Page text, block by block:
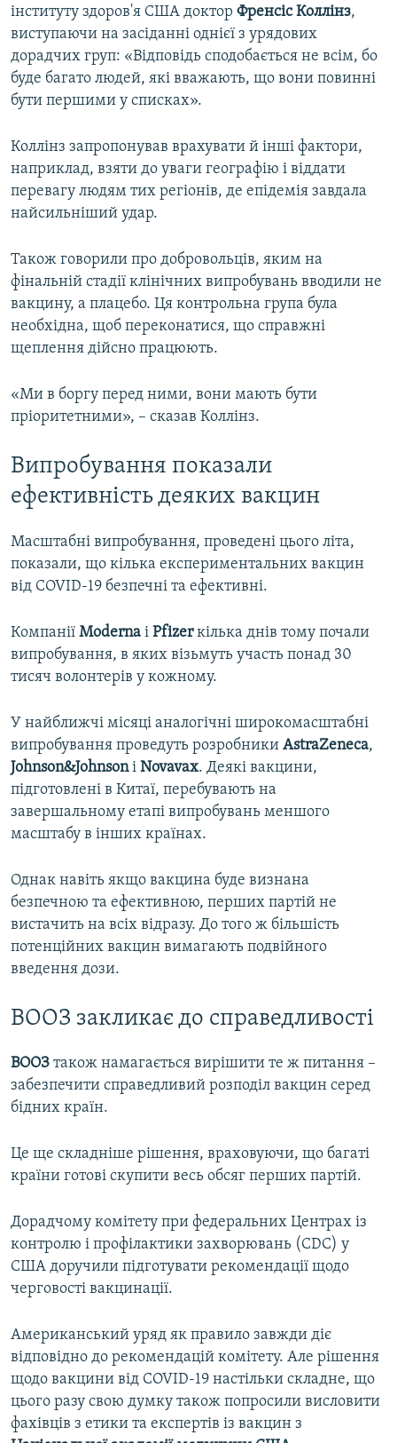
інституту здоров'я США доктор Френсіс Коллінз,
виступаючи на засіданні однієї з урядових
дорадчих груп: «Відповідь сподобається не всім, бо
буде багато людей, які вважають, що вони повинні
бути першими у списках».
Коллінз запропонував врахувати й інші фактори,
наприклад, взяти до уваги географію і віддати
перевагу людям тих регіонів, де епідемія завдала
найсильніший удар.
Також говорили про добровольців, яким на
фінальній стадії клінічних випробувань вводили не
вакцину, а плацебо. Ця контрольна група була
необхідна, щоб переконатися, що справжні
щеплення дійсно працюють.
«Ми в боргу перед ними, вони мають бути
пріоритетними», – сказав Коллінз.
Випробування показали
ефективність деяких вакцин
Масштабні випробування, проведені цього літа,
показали, що кілька експериментальних вакцин
від COVID-19 безпечні та ефективні.
Компанії Moderna і Pfizerкілька днів тому почали
випробування, в яких візьмуть участь понад 30
тисяч волонтерів у кожному.
У найближчі місяці аналогічні широкомасштабні
випробування проведуть розробники AstraZeneca,
Johnson&Johnsonі Novavax. Деякі вакцини,
підготовлені в Китаї, перебувають на
завершальному етапі випробувань меншого
масштабу в інших країнах.
Однак навіть якщо вакцина буде визнана
безпечною та ефективною, перших партій не
вистачить на всіх відразу. До того ж більшість
потенційних вакцин вимагають подвійного
введення дози.
ВООЗ закликає до справедливості
ВООЗ також намагається вирішити те ж питання –
забезпечити справедливий розподіл вакцин серед
бідних країн.
Це ще складніше рішення, враховуючи, що багаті
країни готові скупити весь обсяг перших партій.
Дорадчому комітету при федеральних Центрах із
контролю і профілактики захворювань (CDC) у
США доручили підготувати рекомендації щодо
черговості вакцинації.
Американський уряд як правило завжди діє
відповідно до рекомендацій комітету. Але рішення
щодо вакцини від COVID-19 настільки складне, що
цього разу свою думку також попросили висловити
фахівців з етики та експертів із вакцин з